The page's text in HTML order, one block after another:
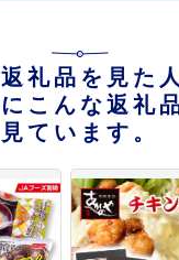
礼品を見た
こんな返礼
見ています。